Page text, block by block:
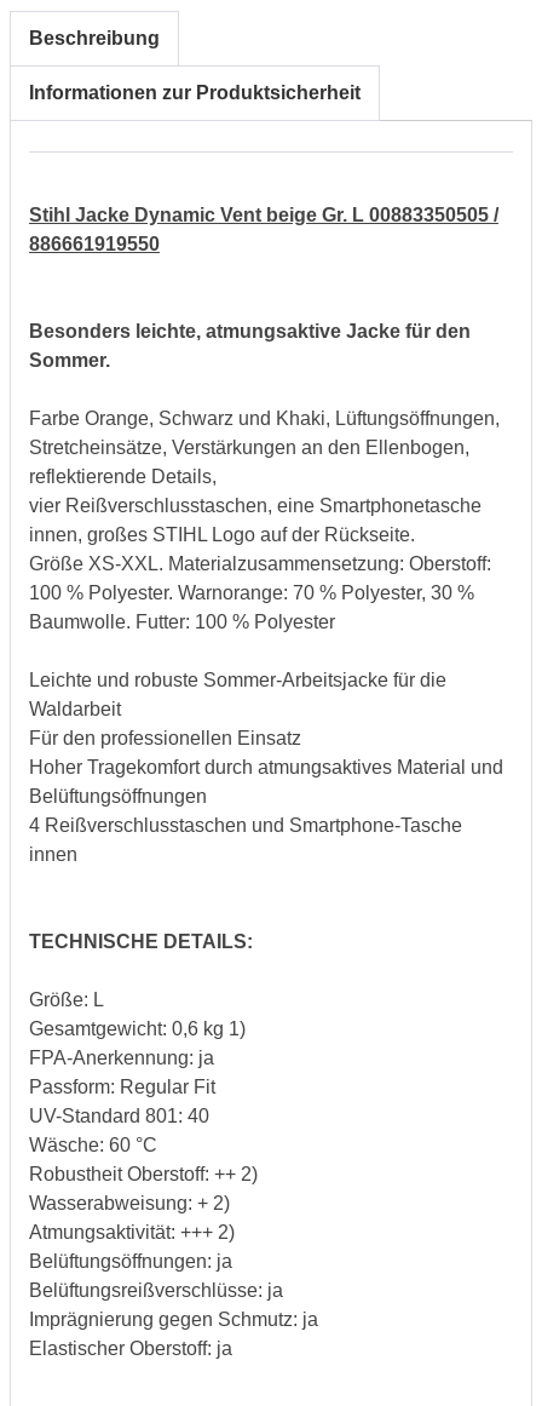
Beschreibung
Informationen zur Produktsicherheit
Stihl Jacke Dynamic Vent beige Gr. L 00883350505 /
886661919550
Besonders leichte, atmungsaktive Jacke für den
Sommer.
Farbe Orange, Schwarz und Khaki, Lüftungsöffnungen,
Stretcheinsätze, Verstärkungen an den Ellenbogen,
reflektierende Details,
vier Reißverschlusstaschen, eine Smartphonetasche
innen, großes STIHL Logo auf der Rückseite.
Größe XS-XXL. Materialzusammensetzung: Oberstoff:
100 % Polyester. Warnorange: 70 % Polyester, 30 %
Baumwolle. Futter: 100 % Polyester
Leichte und robuste Sommer-Arbeitsjacke für die
Waldarbeit
Für den professionellen Einsatz
Hoher Tragekomfort durch atmungsaktives Material und
Belüftungsöffnungen
4 Reißverschlusstaschen und Smartphone-Tasche
innen
TECHNISCHE DETAILS:
Größe: L
Gesamtgewicht: 0,6 kg 1)
FPA-Anerkennung: ja
Passform: Regular Fit
UV-Standard 801: 40
Wäsche: 60 °C
Robustheit Oberstoff: ++ 2)
Wasserabweisung: + 2)
Atmungsaktivität: +++ 2)
Belüftungsöffnungen: ja
Belüftungsreißverschlüsse: ja
Imprägnierung gegen Schmutz: ja
Elastischer Oberstoff: ja